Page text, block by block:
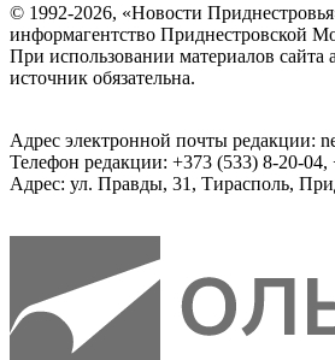
© 1992-2026, «Новости
информагентство Приднестровской
При использовании материалов сайта
источник обязательна.
Адрес электронной почты редакции:
Телефон редакции: +373 (533) 8-20-04,
Адрес: ул. Правды, 31, Тирасполь,